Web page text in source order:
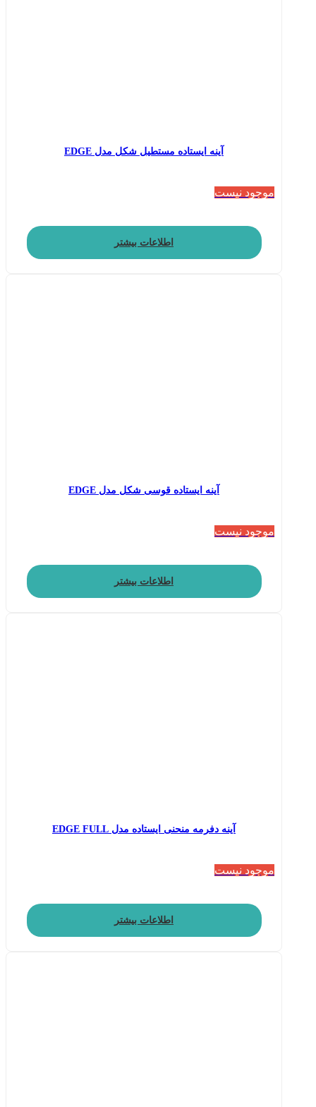
آینه ایستاده مستطیل شکل مدل EDGE
موجود نیست
اطلاعات بیشتر
آینه ایستاده قوسی شکل مدل EDGE
موجود نیست
اطلاعات بیشتر
آینه دفرمه منحنی ایستاده مدل EDGE FULL
موجود نیست
اطلاعات بیشتر